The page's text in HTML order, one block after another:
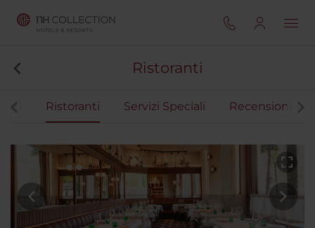
Ristoranti
Ristoranti Servizi Speciali Recensioni